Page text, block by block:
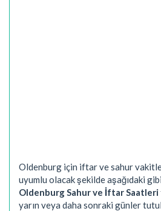
Oldenburg için iftar ve sahur
uyumlu olacak şekilde aşağıdaki
Oldenburg Sahur ve İftar Saatleri
yarın veya daha sonraki günler